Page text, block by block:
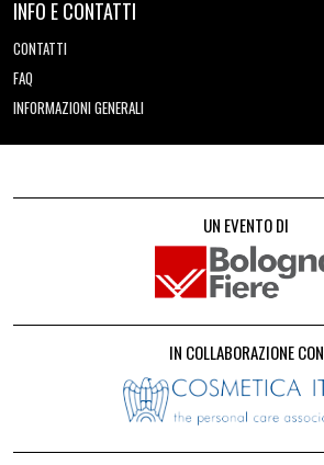
INFO E CONTATTI
CONTATTI
FAQ
INFORMAZIONI GENERALI
UN EVENTO DI
IN COLLABORAZIONE CON